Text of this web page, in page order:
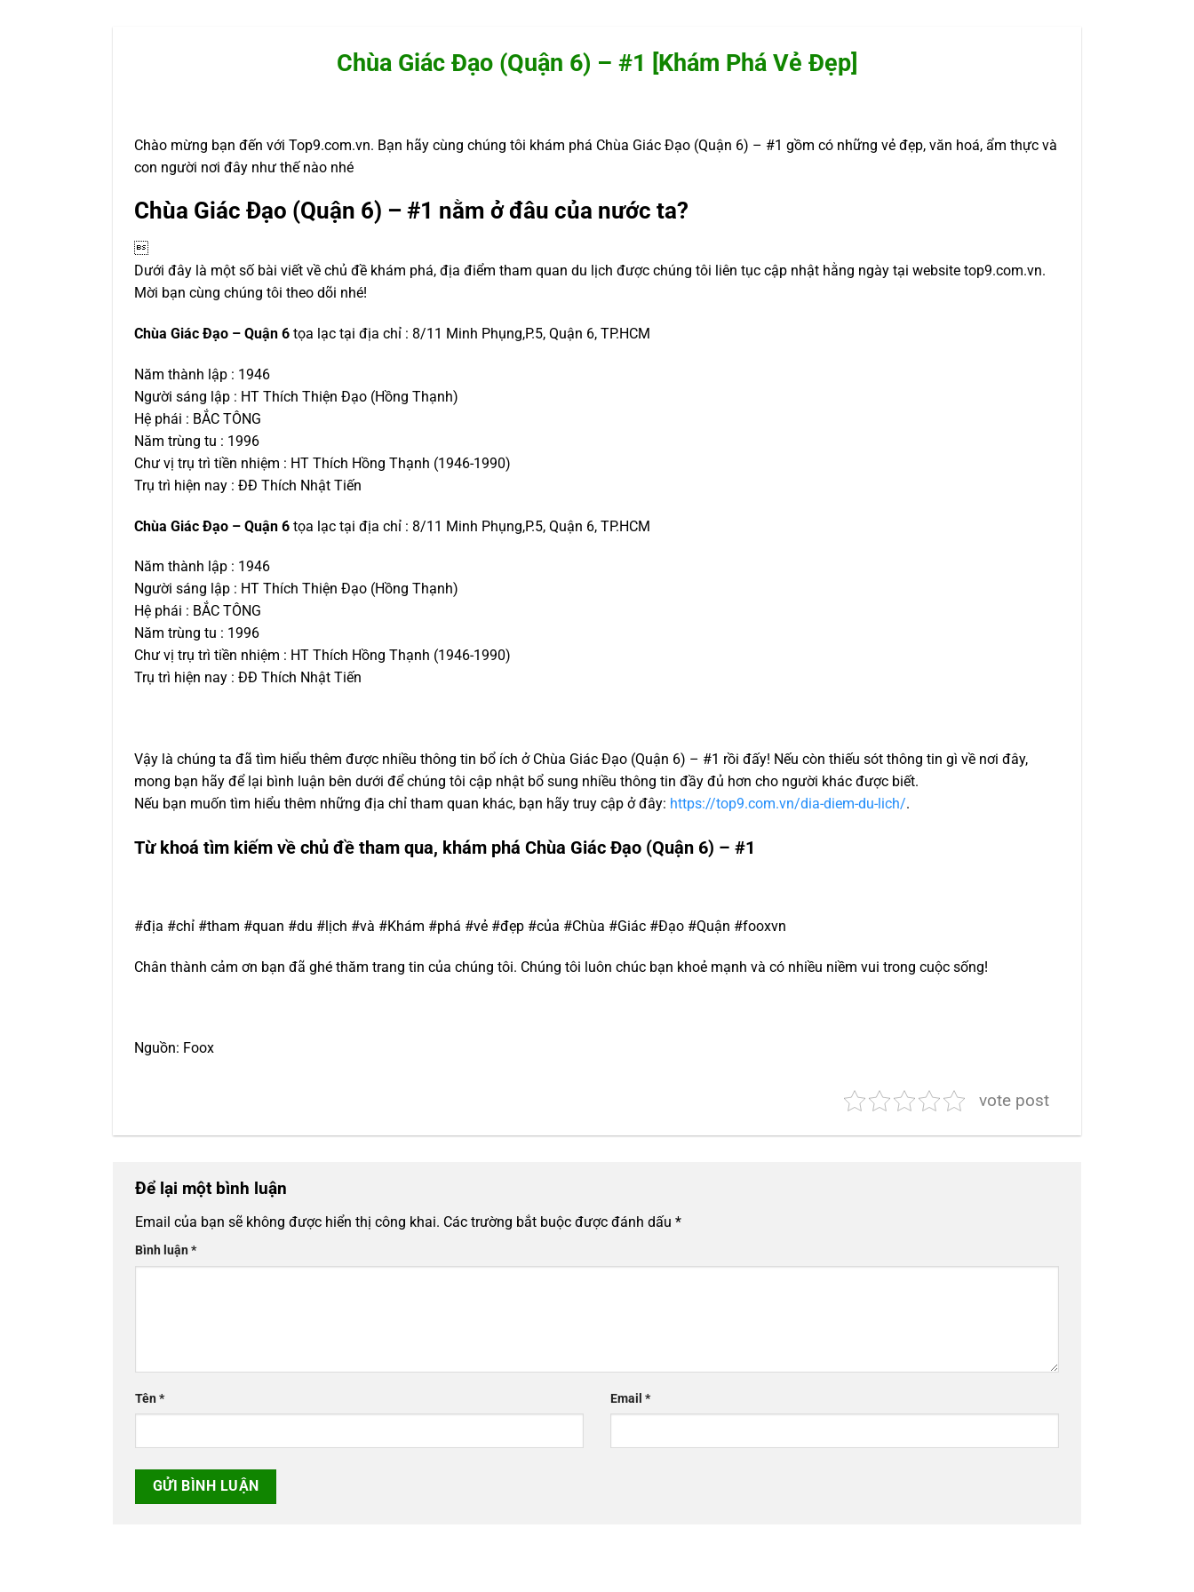
Chùa Giác Đạo (Quận 6) – #1 [Khám Phá Vẻ Đẹp]
Chào mừng bạn đến với Top9.com.vn. Bạn hãy cùng chúng tôi khám phá Chùa Giác Đạo (Quận 6) – #1 gồm có những vẻ đẹp, văn hoá, ẩm thực và
con người nơi đây như thế nào nhé
Chùa Giác Đạo (Quận 6) – #1 nằm ở đâu của nước ta?

Dưới đây là một số bài viết về chủ đề khám phá, địa điểm tham quan du lịch được chúng tôi liên tục cập nhật hằng ngày tại website top9.com.vn.
Mời bạn cùng chúng tôi theo dõi nhé!
Chùa Giác Đạo – Quận 6 tọa lạc tại địa chỉ : 8/11 Minh Phụng,P.5, Quận 6, TP.HCM
Năm thành lập : 1946
Người sáng lập : HT Thích Thiện Đạo (Hồng Thạnh)
Hệ phái : BẮC TÔNG
Năm trùng tu : 1996
Chư vị trụ trì tiền nhiệm : HT Thích Hồng Thạnh (1946-1990)
Trụ trì hiện nay : ĐĐ Thích Nhật Tiến
Chùa Giác Đạo – Quận 6 tọa lạc tại địa chỉ : 8/11 Minh Phụng,P.5, Quận 6, TP.HCM
Năm thành lập : 1946
Người sáng lập : HT Thích Thiện Đạo (Hồng Thạnh)
Hệ phái : BẮC TÔNG
Năm trùng tu : 1996
Chư vị trụ trì tiền nhiệm : HT Thích Hồng Thạnh (1946-1990)
Trụ trì hiện nay : ĐĐ Thích Nhật Tiến
Vậy là chúng ta đã tìm hiểu thêm được nhiều thông tin bổ ích ở Chùa Giác Đạo (Quận 6) – #1 rồi đấy! Nếu còn thiếu sót thông tin gì về nơi đây,
mong bạn hãy để lại bình luận bên dưới để chúng tôi cập nhật bổ sung nhiều thông tin đầy đủ hơn cho người khác được biết.
Nếu bạn muốn tìm hiểu thêm những địa chỉ tham quan khác, bạn hãy truy cập ở đây: https://top9.com.vn/dia-diem-du-lich/.
Từ khoá tìm kiếm về chủ đề tham qua, khám phá Chùa Giác Đạo (Quận 6) – #1
#địa #chỉ #tham #quan #du #lịch #và #Khám #phá #vẻ #đẹp #của #Chùa #Giác #Đạo #Quận #fooxvn
Chân thành cảm ơn bạn đã ghé thăm trang tin của chúng tôi. Chúng tôi luôn chúc bạn khoẻ mạnh và có nhiều niềm vui trong cuộc sống!
Nguồn: Foox
vote post
Để lại một bình luận
Email của bạn sẽ không được hiển thị công khai. Các trường bắt buộc được đánh dấu *
Bình luận*
Tên* Email *